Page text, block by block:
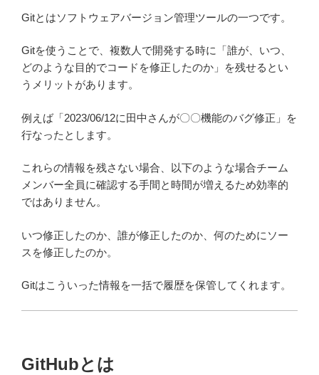
Gitとはソフトウェアバージョン管理ツールの一つです。
Gitを使うことで、複数人で開発する時に「誰が、いつ、
どのような目的でコードを修正したのか」を残せるとい
うメリットがあります。
例えば「2023/06/12に田中さんが〇〇機能のバグ修正」を
行なったとします。
これらの情報を残さない場合、以下のような場合チーム
メンバー全員に確認する手間と時間が増えるため効率的
ではありません。
いつ修正したのか、誰が修正したのか、何のためにソー
スを修正したのか。
Gitはこういった情報を一括で履歴を保管してくれます。
GitHubとは